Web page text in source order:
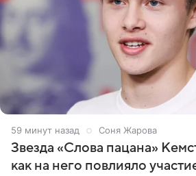
59 минут назад Соня Жарова
Звезда «Слова пацана»
как на него повлияло